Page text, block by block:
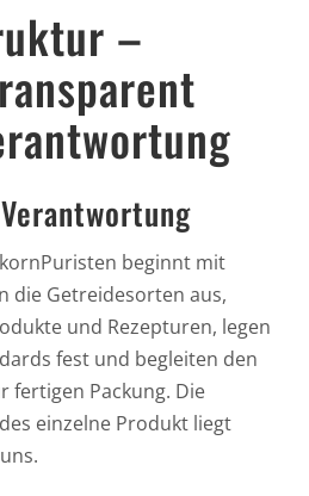
–
beginnt mit
die Getreidesorten aus,
und Rezepturen, legen
fest und begleiten den
fertigen Packung. Die
einzelne Produkt liegt